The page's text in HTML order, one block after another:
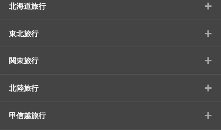
北海道旅行 +
東北旅行 +
関東旅行 +
北陸旅行 +
甲信越旅行 +